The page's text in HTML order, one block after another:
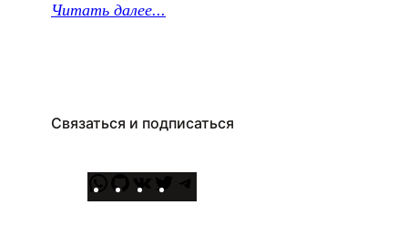
Читать далее...
Связаться и подписаться
W G
В
T